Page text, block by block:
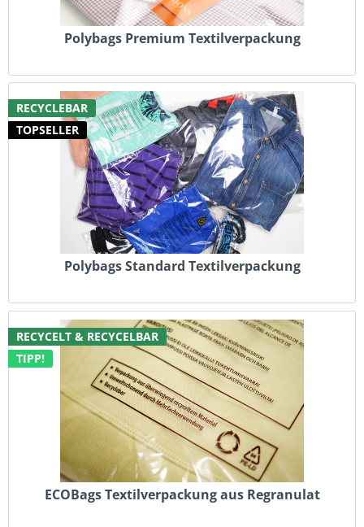
Polybags Premium Textilverpackung
RECYCLEBAR
TOPSELLER
Polybags Standard Textilverpackung
RECYCELT & RECYCELBAR
TIPP!
ECOBags Textilverpackung aus Regranulat